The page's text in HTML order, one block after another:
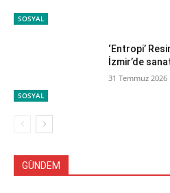
SOSYAL
SOSYAL
‘Entropi’
İzmir’de
31 Temmuz 2026
GÜNDEM